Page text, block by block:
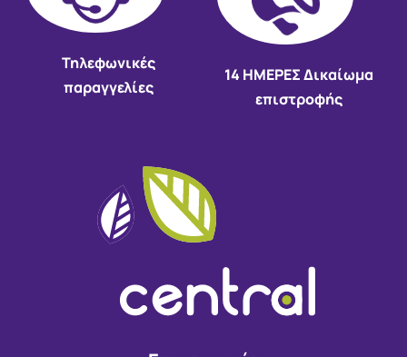
Τηλεφωνικές
παραγγελίες
14 HMEΡΕΣ Δικαίωμα
επιστροφής